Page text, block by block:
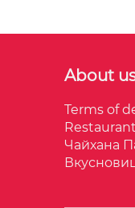
About
Terms of
Restaurant
Чайхана